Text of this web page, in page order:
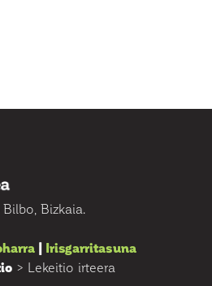
Bizkaia.
| Irisgarritasuna
> Lekeitio irteera